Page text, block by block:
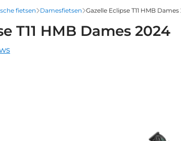
fietsen Damesfietsen Gazelle Eclipse T11 HMB
T11 HMB Dames 2024